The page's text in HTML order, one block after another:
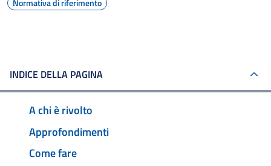
Normativa di riferimento
INDICE DELLA PAGINA
A chi è rivolto
Approfondimenti
Come fare